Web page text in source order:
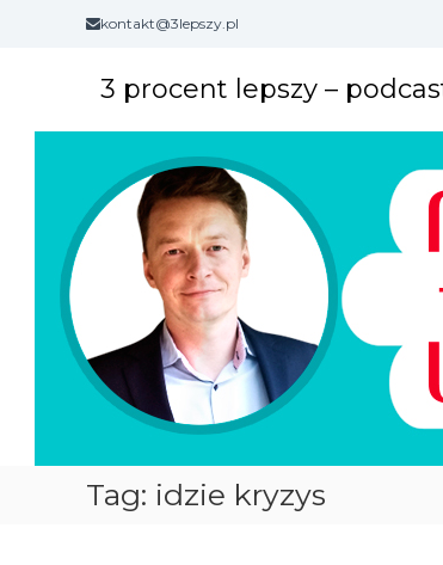
kontakt@3lepszy.pl
3 procent lepszy –
Tag: idzie kryzys